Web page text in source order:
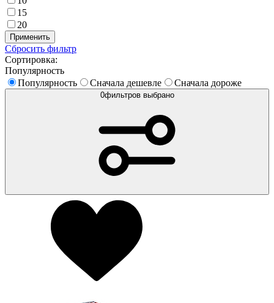
15
20
Применить
Сбросить фильтр
Сортировка:
Популярность
Популярность
Сначала дешевле Сначала дороже
0фильтров выбрано